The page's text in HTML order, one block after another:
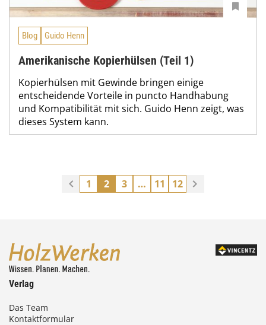
Blog Guido Henn
Amerikanische Kopierhülsen (Teil 1)
Kopierhülsen mit Gewinde bringen einige
entscheidende Vorteile in puncto Handhabung
und Kompatibilität mit sich. Guido Henn zeigt, was
dieses System kann.
1 2 3 … 11 12
Verlag
Das Team
Kontaktformular